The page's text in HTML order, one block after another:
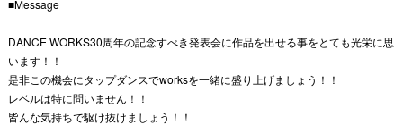
■Message
DANCE WORKS30周年の記念すべき発表会に作品を出せる事をとても光栄に思
います！！
是非この機会にタップダンスでworksを一緒に盛り上げましょう！！
レベルは特に問いません！！
皆んな気持ちで駆け抜けましょう！！